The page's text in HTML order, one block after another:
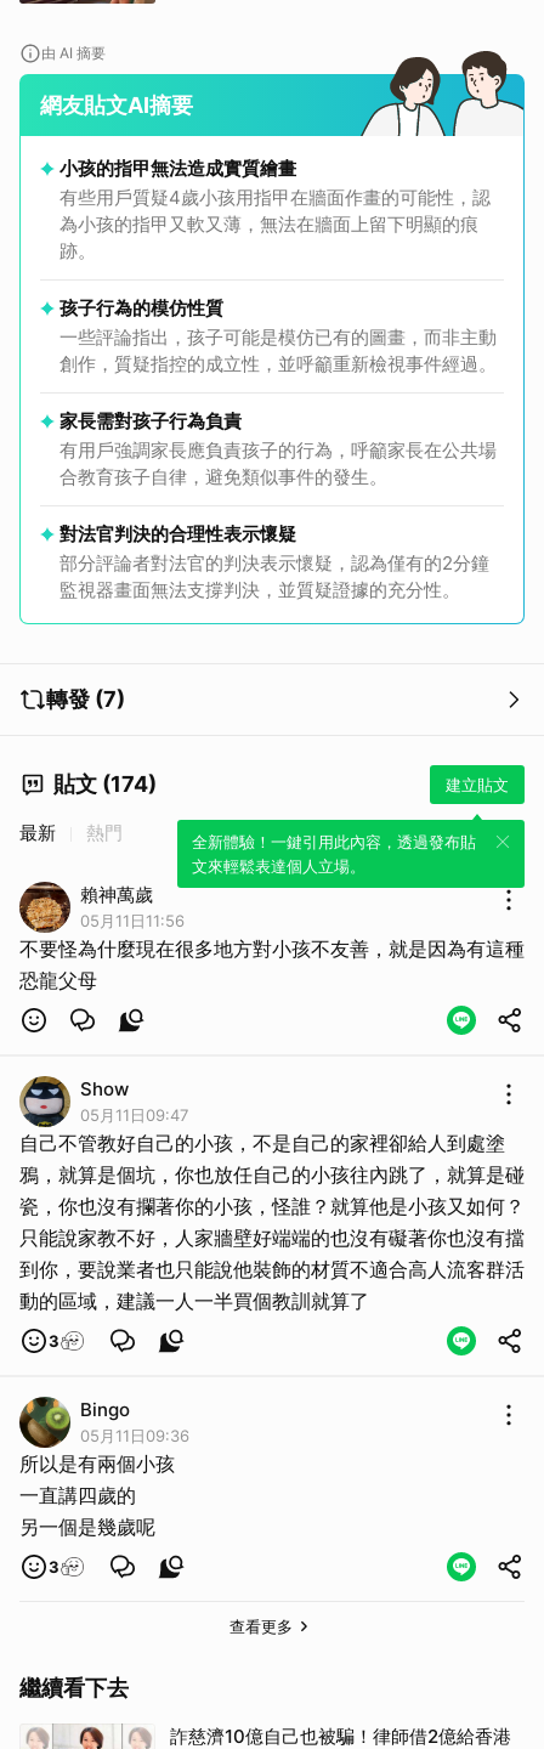
由 AI 摘要
網友貼文AI摘要
小孩的指甲無法造成實質繪畫
有些用戶質疑4歲小孩用指甲在牆面作畫的可能性，認
為小孩的指甲又軟又薄，無法在牆面上留下明顯的痕
跡。
孩子行為的模仿性質
一些評論指出，孩子可能是模仿已有的圖畫，而非主動
創作，質疑指控的成立性，並呼籲重新檢視事件經過。
家長需對孩子行為負責
有用戶強調家長應負責孩子的行為，呼籲家長在公共場
合教育孩子自律，避免類似事件的發生。
對法官判決的合理性表示懷疑
部分評論者對法官的判決表示懷疑，認為僅有的2分鐘
監視器畫面無法支撐判決，並質疑證據的充分性。
轉發 (7)
貼文 (174) 建立貼文
全新體驗！一鍵引用此內容，透過發布貼
文來輕鬆表達個人立場。
最新 熱門
賴神萬歲
05月11日11:56
不要怪為什麼現在很多地方對小孩不友善，就是因為有這種
恐龍父母
Show
05月11日09:47
自己不管教好自己的小孩，不是自己的家裡卻給人到處塗
鴉，就算是個坑，你也放任自己的小孩往內跳了，就算是碰
瓷，你也沒有攔著你的小孩，怪誰？就算他是小孩又如何？
只能說家教不好，人家牆壁好端端的也沒有礙著你也沒有擋
到你，要說業者也只能說他裝飾的材質不適合高人流客群活
動的區域，建議一人一半買個教訓就算了
3
Bingo
05月11日09:36
所以是有兩個小孩
一直講四歲的
另一個是幾歲呢
3
查看更多
繼續看下去
詐慈濟10億自己也被騙！律師借2億給香港